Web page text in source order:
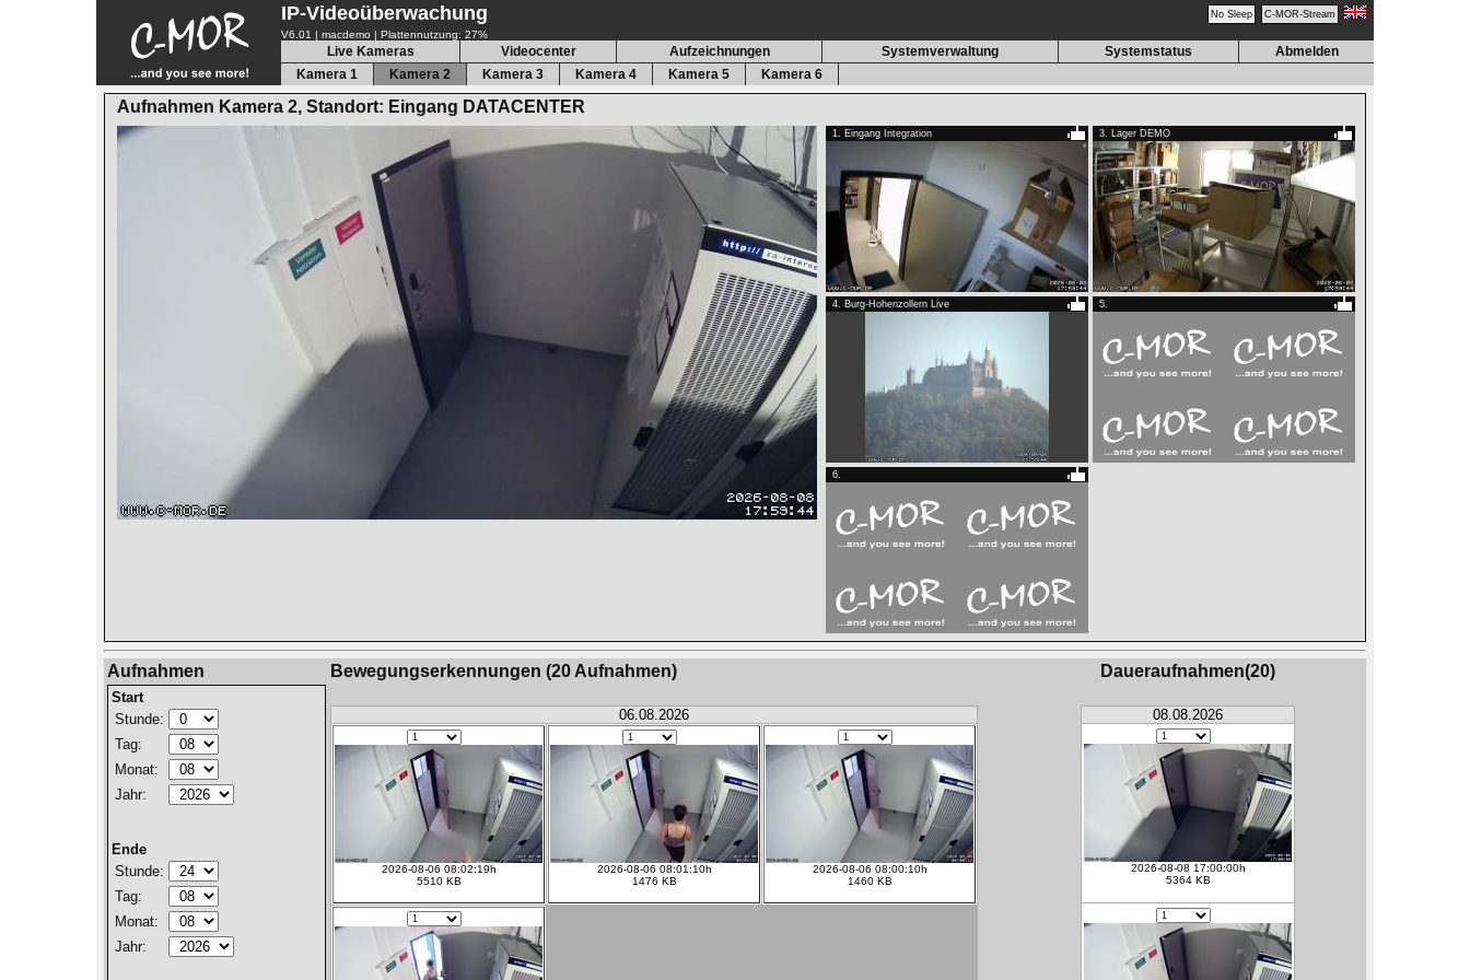
IP-Videoüberwachung
V6.01 | macdemo | Plattennutzung: 27%
Live Kameras Videocenter Aufzeichnungen Systemverwaltung Systemstatus
Abmelden
Kamera 1
Kamera 2 Kamera 3 Kamera 4 Kamera 5 Kamera 6
Aufnahmen Kamera 2, Standort: Eingang DATACENTER
1. Eingang Integration 3. Lager DEMO
4. Burg-Hohenzollern Live 5.
6.
Aufnahmen
Start
Stunde:
Tag:
Monat:
Jahr:
Ende
Stunde:
Tag:
Monat:
Jahr:
Bewegungserkennungen (20 Aufnahmen)
06.08.2026
2026-08-06 08:02:19h
5510 KB
2026-08-06 08:01:10h
1476 KB
2026-08-06 08:00:10h
1460 KB
Daueraufnahmen(20)
08.08.2026
2026-08-08 17:00:00h
5364 KB